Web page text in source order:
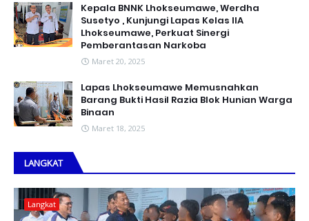
Kepala BNNK Lhokseumawe, Werdha
Susetyo , Kunjungi Lapas Kelas IIA
Lhokseumawe, Perkuat Sinergi
Pemberantasan Narkoba
Maret 20, 2025
Lapas Lhokseumawe Memusnahkan
Barang Bukti Hasil Razia Blok Hunian Warga
Binaan
Maret 18, 2025
LANGKAT
Langkat